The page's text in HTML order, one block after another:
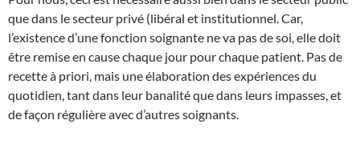
que dans le secteur privé (libéral et institutionnel. Car,
l’existence d’une fonction soignante ne va pas de soi, elle doit
être remise en cause chaque jour pour chaque patient. Pas de
recette à priori, mais une élaboration des expériences du
quotidien, tant dans leur banalité que dans leurs impasses, et
de façon régulière avec d’autres soignants.